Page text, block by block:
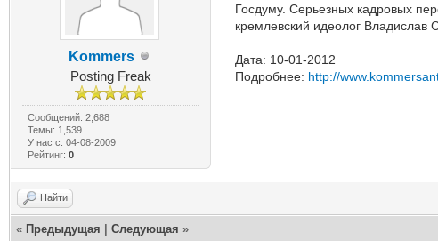
Kommers
Posting Freak
Сообщений: 2,688
Темы: 1,539
У нас с: 04-08-2009
Рейтинг:0
Госдуму. Серьезных кадровых
кремлевский идеолог Владислав
Дата: 10-01-2012
Подробнее: http://
Найти
« Предыдущая Следующая »